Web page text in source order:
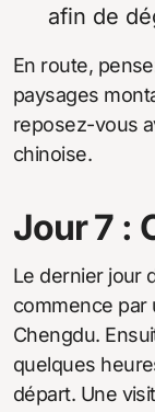
afin de
En route,
paysages
reposez-vous
chinoise.
Jour 7 :
Le dernier jour
commence par
Chengdu.
quelques
départ. Une